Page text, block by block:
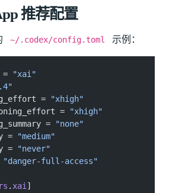
推荐配置
~/.codex/config.toml 示例：
= "xai"
= "xhigh"
= "xhigh"
= "none"
= "medium"
= "never"
"danger-full-access"
. xai ]